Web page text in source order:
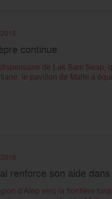
continue
de Lak Sam
le pavillon de Malte a
renforce son aide dans
d’Alep vers la frontière